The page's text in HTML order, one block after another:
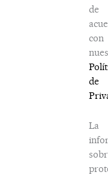
de
con
de
La